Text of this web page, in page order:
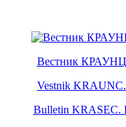
Вестник КРАУНЦ.
Vestnik KRAUNC.
Bulletin KRASEC.